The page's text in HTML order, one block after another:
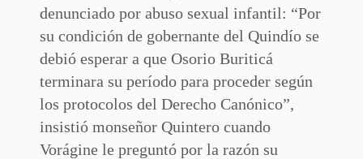
denunciado por abuso sexual infantil: “Por
su condición de gobernante del Quindío se
debió esperar a que Osorio Buriticá
terminara su período para proceder según
los protocolos del Derecho Canónico”,
insistió monseñor Quintero cuando
Vorágine le preguntó por la razón su